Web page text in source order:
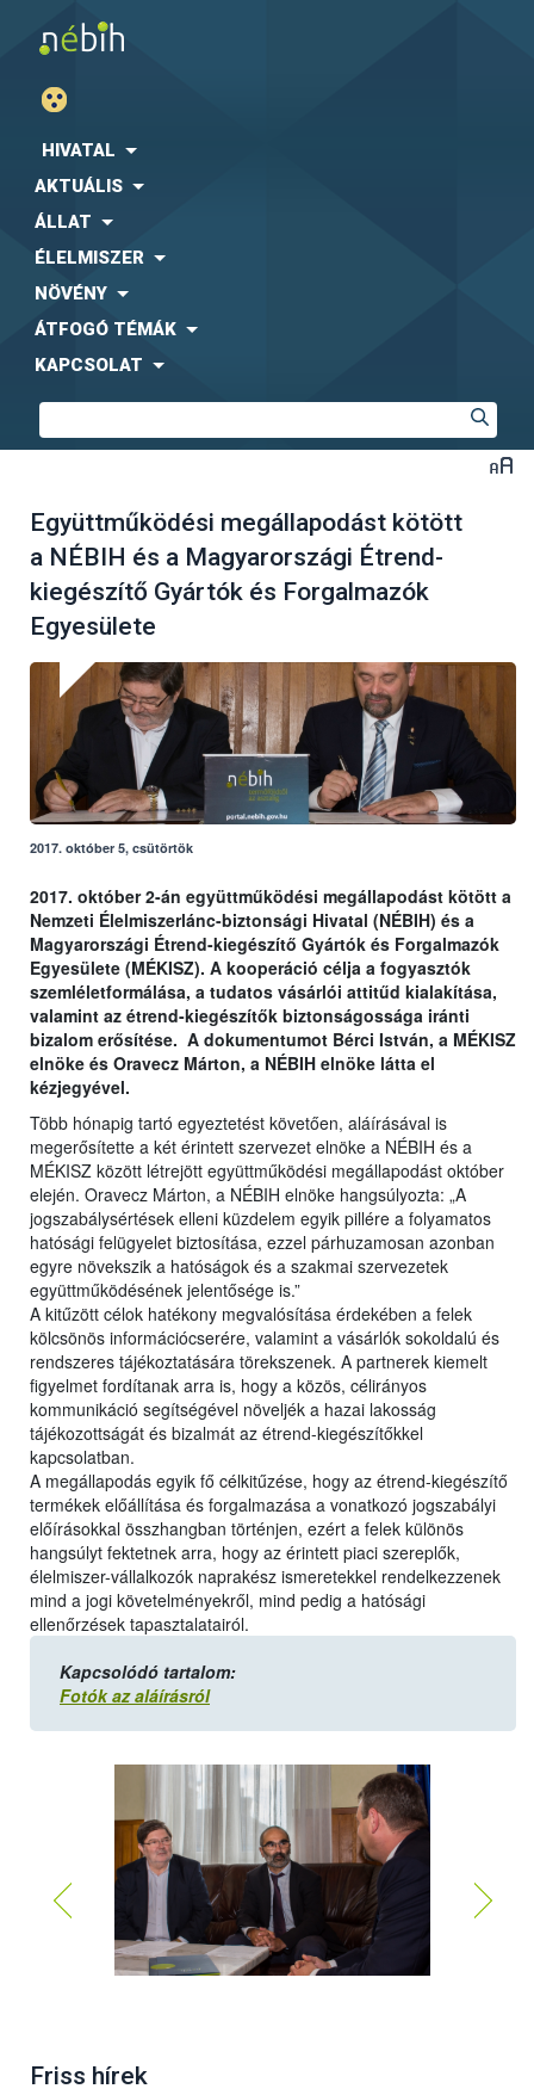
HIVATAL
AKTUÁLIS
ÁLLAT
ÉLELMISZER
NÖVÉNY
ÁTFOGÓ TÉMÁK
KAPCSOLAT
Együttműködési megállapodást kötött
a NÉBIH és a Magyarországi Étrend-
kiegészítő Gyártók és Forgalmazók
Egyesülete
2017. október 5, csütörtök
2017. október 2-án együttműködési megállapodást kötött a
Nemzeti Élelmiszerlánc-biztonsági Hivatal (NÉBIH) és a
Magyarországi Étrend-kiegészítő Gyártók és Forgalmazók
Egyesülete (MÉKISZ). A kooperáció célja a fogyasztók
szemléletformálása, a tudatos vásárlói attitűd kialakítása,
valamint az étrend-kiegészítők biztonságossága iránti
bizalom erősítése. A dokumentumot Bérci István, a MÉKISZ
elnöke és Oravecz Márton, a NÉBIH elnöke látta el
kézjegyével.
Több hónapig tartó egyeztetést követően, aláírásával is
megerősítette a két érintett szervezet elnöke a NÉBIH és a
MÉKISZ között létrejött együttműködési megállapodást október
elején. Oravecz Márton, a NÉBIH elnöke hangsúlyozta: „A
jogszabálysértések elleni küzdelem egyik pillére a folyamatos
hatósági felügyelet biztosítása, ezzel párhuzamosan azonban
egyre növekszik a hatóságok és a szakmai szervezetek
együttműködésének jelentősége is.”
A kitűzött célok hatékony megvalósítása érdekében a felek
kölcsönös információcserére, valamint a vásárlók sokoldalú és
rendszeres tájékoztatására törekszenek. A partnerek kiemelt
figyelmet fordítanak arra is, hogy a közös, célirányos
kommunikáció segítségével növeljék a hazai lakosság
tájékozottságát és bizalmát az étrend-kiegészítőkkel
kapcsolatban.
A megállapodás egyik fő célkitűzése, hogy az étrend-kiegészítő
termékek előállítása és forgalmazása a vonatkozó jogszabályi
előírásokkal összhangban történjen, ezért a felek különös
hangsúlyt fektetnek arra, hogy az érintett piaci szereplők,
élelmiszer-vállalkozók naprakész ismeretekkel rendelkezzenek
mind a jogi követelményekről, mind pedig a hatósági
ellenőrzések tapasztalatairól.
Kapcsolódó tartalom:
Fotók az aláírásról
Friss hírek